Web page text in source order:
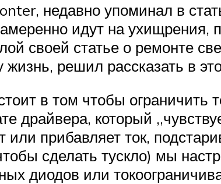
недавно упоминал в
идут на ухищрения,
своей статье о ремонте
жизнь, решил рассказать в
в том чтобы ограничить
драйвера, который
или прибавляет ток,
сделать тускло) мы
диодов или